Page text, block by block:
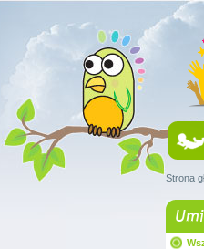
Strona